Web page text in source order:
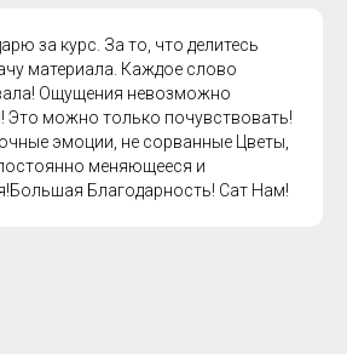
за курс. За то, что делитесь
материала. Каждое слово
Ощущения невозможно
Это можно только почувствовать!
эмоции, не сорванные Цветы,
меняющееся и
Благодарность! Сат Нам!